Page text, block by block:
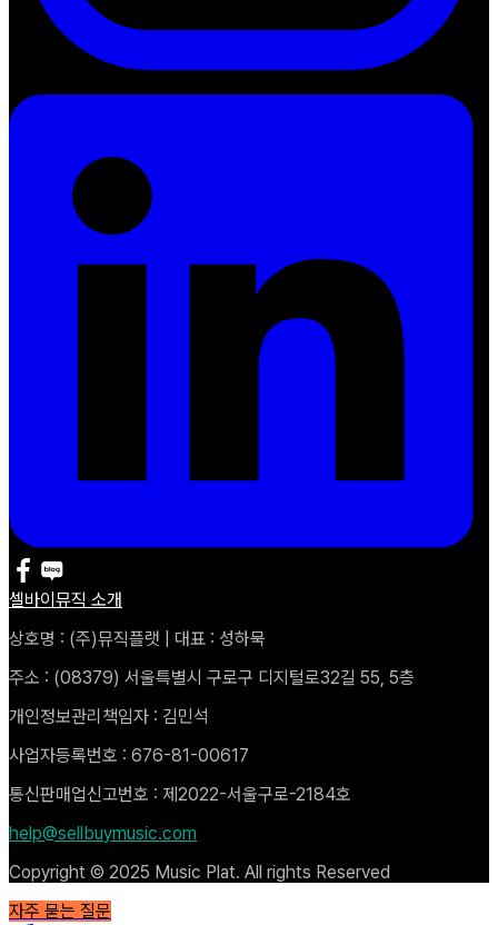
셀바이뮤직 소개
상호명 : (주)뮤직플랫 | 대표 : 성하묵
주소 : (08379) 서울특별시 구로구 디지털로32길 55, 5층
개인정보관리책임자 : 김민석
사업자등록번호 : 676-81-00617
통신판매업신고번호 : 제2022-서울구로-2184호
help@sellbuymusic.com
Copyright © 2025 Music Plat. All rights Reserved
자주 묻는 질문